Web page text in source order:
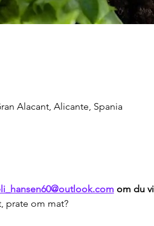
Alacant, Alicante, Spania
om du
prate om mat?